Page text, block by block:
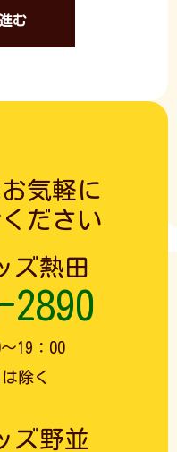
お気軽に
ください
ズ熱田
2890
19：00
除く
ズ野並